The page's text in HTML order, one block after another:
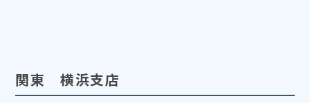
関東 横浜支店